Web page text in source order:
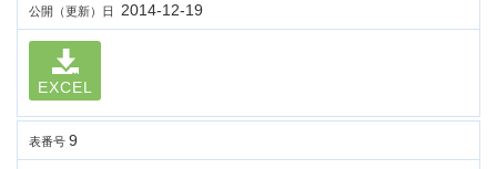
公開（更新）日 2014-12-19
EXCEL
表番号 9